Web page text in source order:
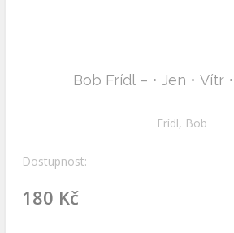
Bob Frídl – • Jen • Vítr •
Frídl, Bob
Dostupnost:
180 Kč